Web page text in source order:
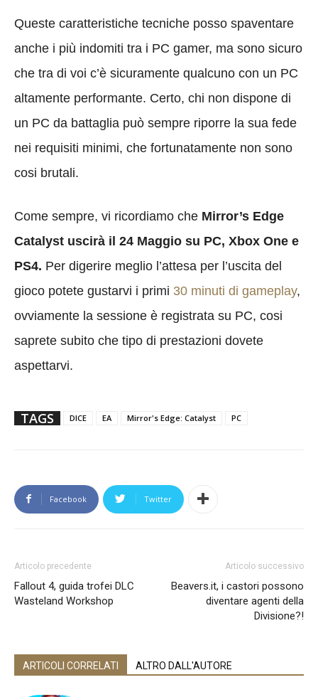
Queste caratteristiche tecniche posso spaventare
anche i più indomiti tra i PC gamer, ma sono sicuro
che tra di voi c’è sicuramente qualcuno con un PC
altamente performante. Certo, chi non dispone di
un PC da battaglia può sempre riporre la sua fede
nei requisiti minimi, che fortunatamente non sono
cosi brutali.
Come sempre, vi ricordiamo che Mirror’s Edge
Catalyst uscirà il 24 Maggio su PC, Xbox One e
PS4. Per digerire meglio l’attesa per l’uscita del
gioco potete gustarvi i primi 30 minuti di gameplay,
ovviamente la sessione è registrata su PC, cosi
saprete subito che tipo di prestazioni dovete
aspettarvi.
TAGS DICE EA Mirror's Edge: Catalyst PC
Facebook Twitter
Articolo precedente
Fallout 4, guida trofei DLC
Wasteland Workshop
Articolo successivo
Beavers.it, i castori possono
diventare agenti della
Divisione?!
ARTICOLI CORRELATI ALTRO DALL'AUTORE